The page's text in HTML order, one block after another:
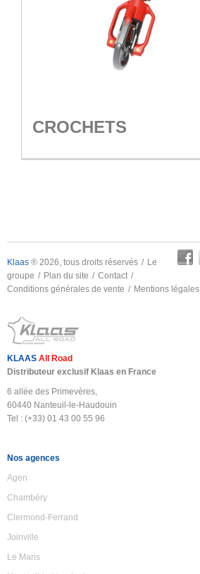
CROCHETS
Klaas ® 2026, tous droits réservés
Le
groupe
Plan du site
Contact
Conditions générales de vente
Mentions légales
KLAAS All Road
Distributeur exclusif Klaas en France
6 allée des Primevères,
60440 Nanteuil-le-Haudouin
Tel : (+33) 01 43 00 55 96
Nos agences
Agen
Chambéry
Clermond-Ferrand
Joinville
Le Mans